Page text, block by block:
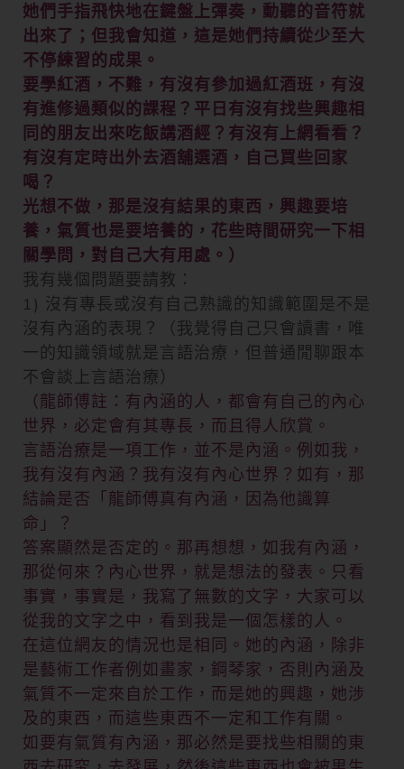
她們手指飛快地在鍵盤上彈奏，動聽的音符就
出來了；但我會知道，這是她們持續從少至大
不停練習的成果。
要學紅酒，不難，有沒有參加過紅酒班，有沒
有進修過類似的課程？平日有沒有找些興趣相
同的朋友出來吃飯講酒經？有沒有上網看看？
有沒有定時出外去酒舖選酒，自己買些回家
喝？
光想不做，那是沒有結果的東西，興趣要培
養，氣質也是要培養的，花些時間研究一下相
關學問，對自己大有用處。）
我有幾個問題要請教：
1) 沒有專長或沒有自己熟識的知識範圍是不是
沒有內涵的表現？（我覺得自己只會讀書，唯
一的知識領域就是言語治療，但普通閒聊跟本
不會談上言語治療）
（龍師傅註：有內涵的人，都會有自己的內心
世界，必定會有其專長，而且得人欣賞。
言語治療是一項工作，並不是內涵。例如我，
我有沒有內涵？我有沒有內心世界？如有，那
結論是否「龍師傅真有內涵，因為他識算
命」？
答案顯然是否定的。那再想想，如我有內涵，
那從何來？內心世界，就是想法的發表。只看
事實，事實是，我寫了無數的文字，大家可以
從我的文字之中，看到我是一個怎樣的人。
在這位網友的情況也是相同。她的內涵，除非
是藝術工作者例如畫家，鋼琴家，否則內涵及
氣質不一定來自於工作，而是她的興趣，她涉
及的東西，而這些東西不一定和工作有關。
如要有氣質有內涵，那必然是要找些相關的東